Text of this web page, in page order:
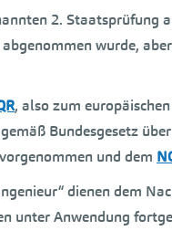
2. Staatsprüfung
wurde,
, also zum
Bundesgesetz
und dem
dienen dem
unter Anwendung